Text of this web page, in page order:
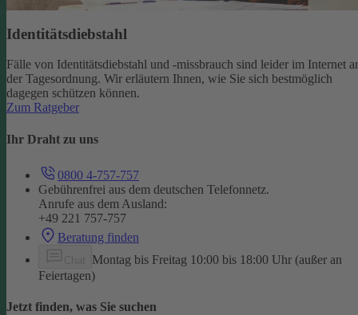
Identitätsdiebstahl
Fälle von Identitätsdiebstahl und -missbrauch sind leider im Internet
der Tagesordnung. Wir erläutern Ihnen, wie Sie sich bestmöglich
dagegen schützen können.
Zum Ratgeber
Ihr Draht zu uns
0800 4-757-757
Gebührenfrei aus dem deutschen Telefonnetz.
Anrufe aus dem Ausland:
+49 221 757-757
Beratung finden
Montag bis Freitag 10:00 bis 18:00 Uhr (außer an
Feiertagen)
Jetzt finden, was Sie suchen